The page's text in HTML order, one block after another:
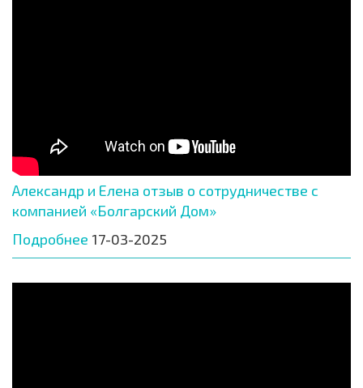
Александр и Елена отзыв о сотрудничестве с
компанией «Болгарский Дом»
Подробнее 17-03-2025